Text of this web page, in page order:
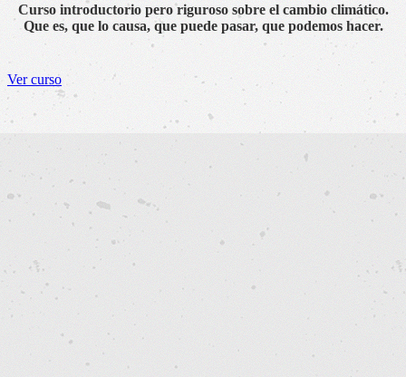
Curso introductorio pero riguroso sobre el cambio climático.
Que es, que lo causa, que puede pasar, que podemos hacer.
Ver curso